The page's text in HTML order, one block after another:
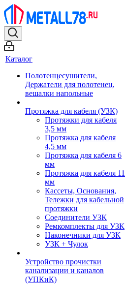
Каталог
Полотенцесушители,
Держатели для полотенец,
вешалки напольные
Протяжка для кабеля (УЗК)
Протяжки для кабеля
3,5 мм
Протяжка для кабеля
4,5 мм
Протяжка для кабеля 6
мм
Протяжка для кабеля 11
мм
Кассеты, Основания,
Тележки для кабельной
протяжки
Соединители УЗК
Ремкомплекты для УЗК
Наконечники для УЗК
УЗК + Чулок
Устройство прочистки
канализации и каналов
(УПКиК)